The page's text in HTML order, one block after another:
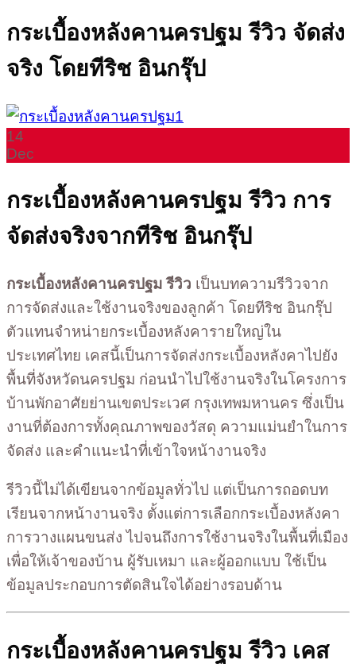
กระเบื้องหลังคานครปฐม รีวิว จัดส่ง
จริง โดยทีริช อินกรุ๊ป
14
Dec
กระเบื้องหลังคานครปฐม รีวิว การ
จัดส่งจริงจากทีริช อินกรุ๊ป
กระเบื้องหลังคานครปฐม รีวิว เป็นบทความรีวิวจาก
การจัดส่งและใช้งานจริงของลูกค้า โดยทีริช อินกรุ๊ป
ตัวแทนจำหน่ายกระเบื้องหลังคารายใหญ่ใน
ประเทศไทย เคสนี้เป็นการจัดส่งกระเบื้องหลังคาไปยัง
พื้นที่จังหวัดนครปฐม ก่อนนำไปใช้งานจริงในโครงการ
บ้านพักอาศัยย่านเขตประเวศ กรุงเทพมหานคร ซึ่งเป็น
งานที่ต้องการทั้งคุณภาพของวัสดุ ความแม่นยำในการ
จัดส่ง และคำแนะนำที่เข้าใจหน้างานจริง
รีวิวนี้ไม่ได้เขียนจากข้อมูลทั่วไป แต่เป็นการถอดบท
เรียนจากหน้างานจริง ตั้งแต่การเลือกกระเบื้องหลังคา
การวางแผนขนส่ง ไปจนถึงการใช้งานจริงในพื้นที่เมือง
เพื่อให้เจ้าของบ้าน ผู้รับเหมา และผู้ออกแบบ ใช้เป็น
ข้อมูลประกอบการตัดสินใจได้อย่างรอบด้าน
กระเบื้องหลังคานครปฐม รีวิว เคส